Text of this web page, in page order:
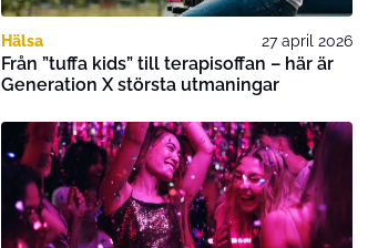
Hälsa 27 april 2026
Från ”tuffa kids” till terapisoffan – här är
Generation X största utmaningar